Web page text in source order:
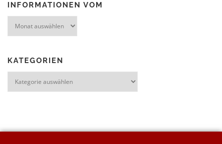
INFORMATIONEN VOM
KATEGORIEN